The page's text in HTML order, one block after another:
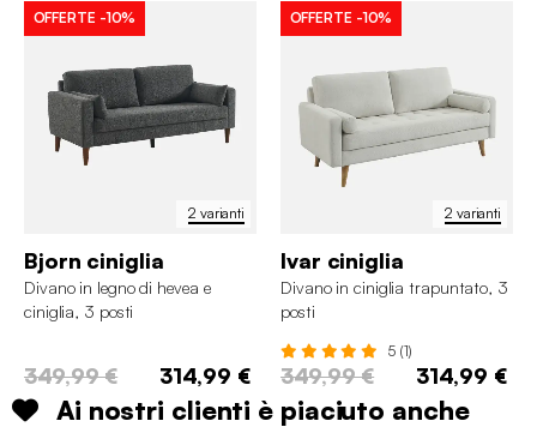
2 varianti
OFFERTE -10%
Bjorn ciniglia
Divano in legno di hevea e
ciniglia, 3 posti
349,99 € 314,99 €
2 varianti
OFFERTE -10%
Ivar ciniglia
Divano in ciniglia trapuntato, 3
posti
5 (1)
349,99 € 314,99 €
Ai nostri clienti è piaciuto anche